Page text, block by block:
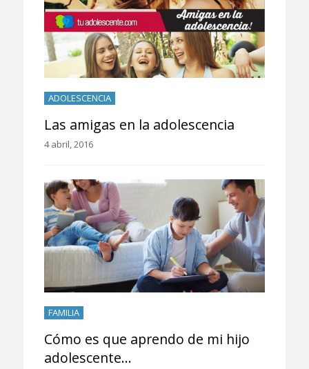
ADOLESCENCIA
Las amigas en la adolescencia
4 abril, 2016
FAMILIA
Cómo es que aprendo de mi hijo
adolescente…